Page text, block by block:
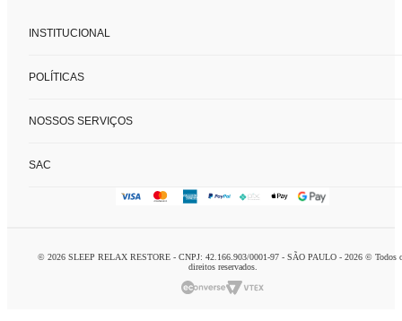
INSTITUCIONAL
Nossas lojas
POLÍTICAS
Trocas e devoluções
NOSSOS SERVIÇOS
Charada concierge
SAC
logistca@charada.com.br
© 2026 SLEEP RELAX RESTORE - CNPJ: 42.166.903/0001-97 - SÃO PAULO - 2026 © Todos
direitos reservados.